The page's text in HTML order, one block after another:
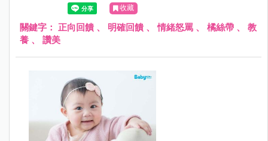
收藏
關鍵字： 正向回饋、 明確回饋、情緒怒罵 、 橘絲帶 、 教
養 、 讚美